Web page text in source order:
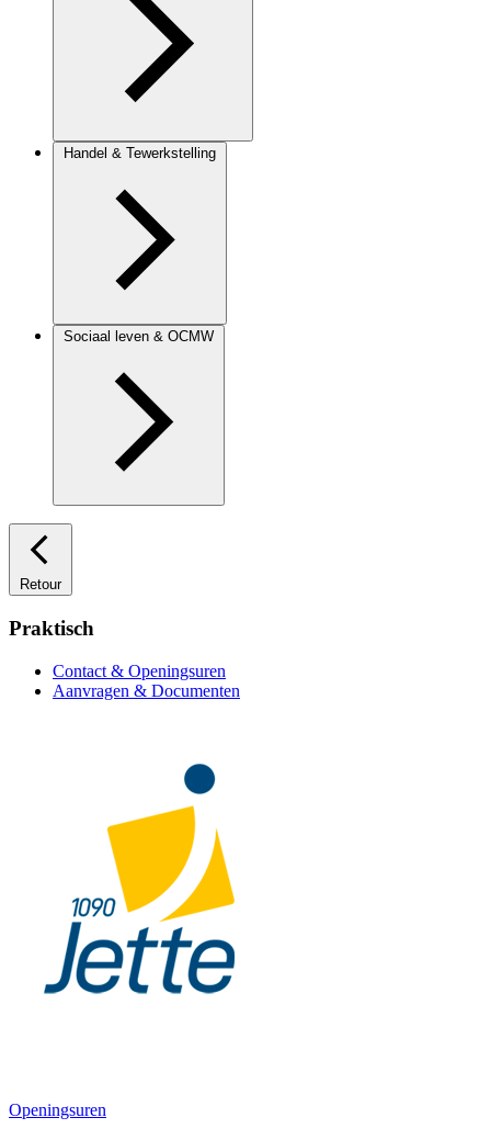
Handel & Tewerkstelling
Sociaal leven & OCMW
Retour
Praktisch
Contact & Openingsuren
Aanvragen & Documenten
Openingsuren